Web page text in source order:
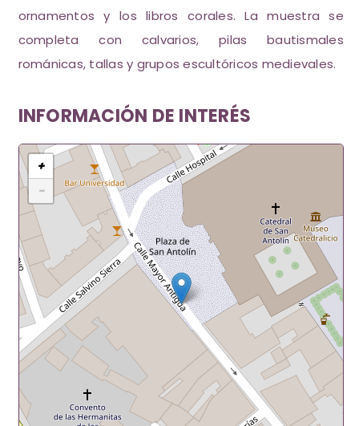
ornamentos y los libros corales. La muestra se
completa con calvarios, pilas bautismales
románicas, tallas y grupos escultóricos medievales.
INFORMACIÓN DE INTERÉS
+
−